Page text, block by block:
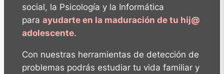
social, la Psicología y la Informática
para ayudarte en la maduración de tu hij@
adolescente.
Con nuestras herramientas de detección de
problemas podrás estudiar tu vida familiar y